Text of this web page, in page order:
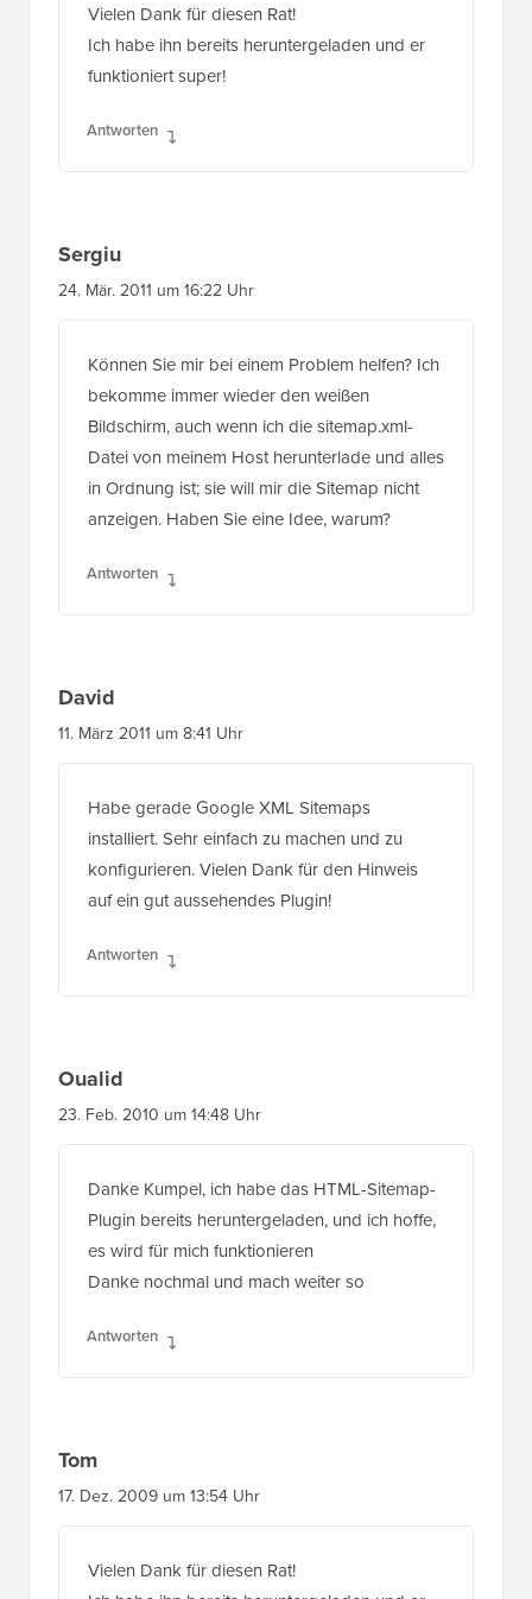
Vielen Dank für diesen Rat!
Ich habe ihn bereits heruntergeladen und er
funktioniert super!
Antworten
Sergiu
24. Mär. 2011 um 16:22 Uhr
Können Sie mir bei einem Problem helfen? Ich
bekomme immer wieder den weißen
Bildschirm, auch wenn ich die sitemap.xml-
Datei von meinem Host herunterlade und alles
in Ordnung ist; sie will mir die Sitemap nicht
anzeigen. Haben Sie eine Idee, warum?
Antworten
David
11. März 2011 um 8:41 Uhr
Habe gerade Google XML Sitemaps
installiert. Sehr einfach zu machen und zu
konfigurieren. Vielen Dank für den Hinweis
auf ein gut aussehendes Plugin!
Antworten
Oualid
23. Feb. 2010 um 14:48 Uhr
Danke Kumpel, ich habe das HTML-Sitemap-
Plugin bereits heruntergeladen, und ich hoffe,
es wird für mich funktionieren
Danke nochmal und mach weiter so
Antworten
Tom
17. Dez. 2009 um 13:54 Uhr
Vielen Dank für diesen Rat!